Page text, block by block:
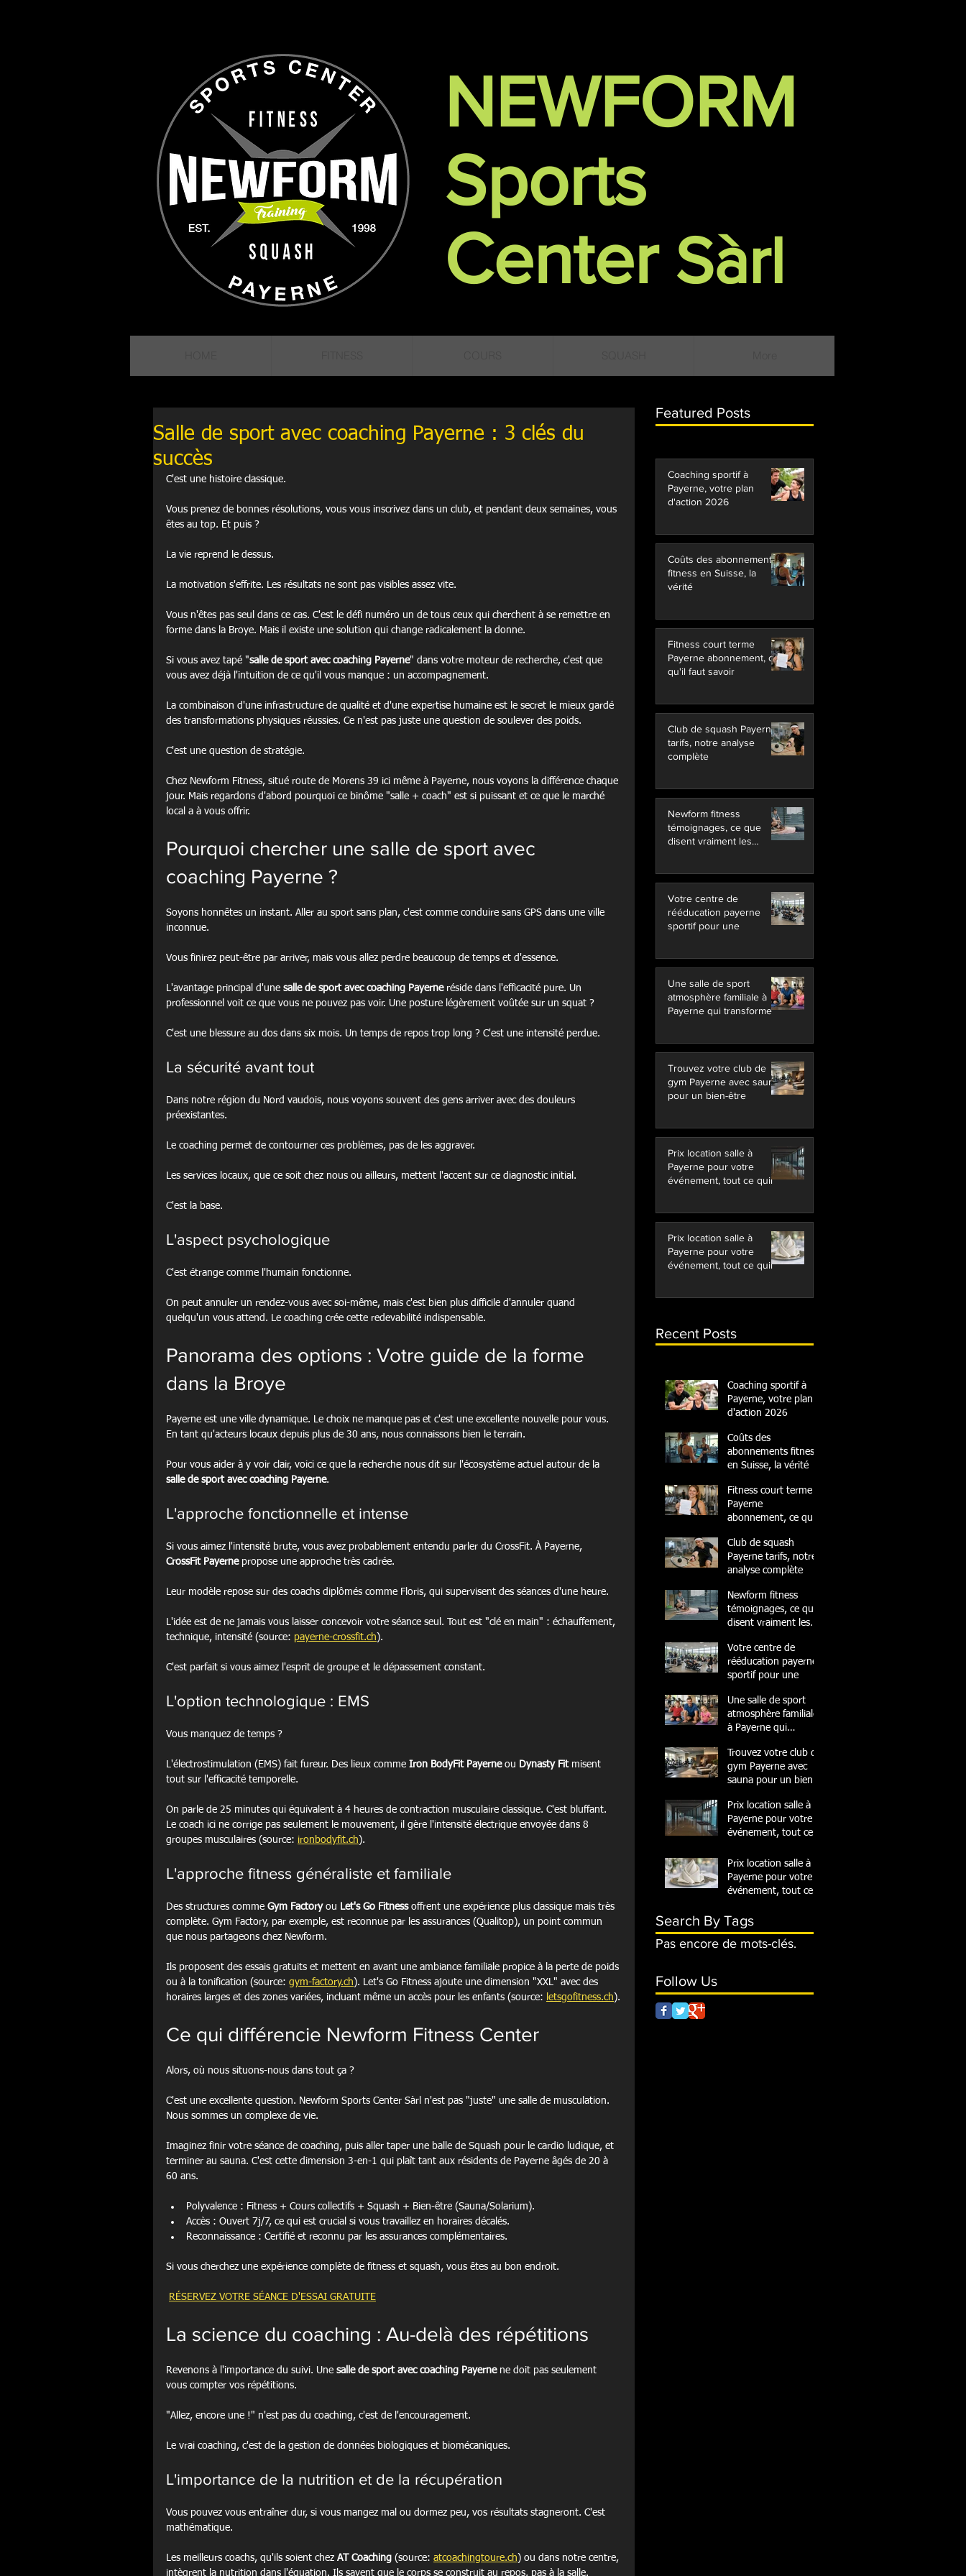
NEWFORM
Sports
CenterSàrl
Salle de sport avec coaching Payerne : 3 clés du
succès
C'est une histoire classique.
Vous prenez de bonnes résolutions, vous vous inscrivez dans un club, et pendant deux semaines, vous
êtes au top. Et puis ?
La vie reprend le dessus.
La motivation s'effrite. Les résultats ne sont pas visibles assez vite.
Vous n'êtes pas seul dans ce cas. C'est le défi numéro un de tous ceux qui cherchent à se remettre en
forme dans la Broye. Mais il existe une solution qui change radicalement la donne.
Si vous avez tapé "salle de sport avec coaching Payerne" dans votre moteur de recherche, c'est que
vous avez déjà l'intuition de ce qu'il vous manque : un accompagnement.
La combinaison d'une infrastructure de qualité et d'une expertise humaine est le secret le mieux gardé
des transformations physiques réussies. Ce n'est pas juste une question de soulever des poids.
C'est une question de stratégie.
Chez Newform Fitness, situé route de Morens 39 ici même à Payerne, nous voyons la différence chaque
jour. Mais regardons d'abord pourquoi ce binôme "salle + coach" est si puissant et ce que le marché
local a à vous offrir.
Pourquoi chercher une salle de sport avec
coaching Payerne ?
Soyons honnêtes un instant. Aller au sport sans plan, c'est comme conduire sans GPS dans une ville
inconnue.
Vous finirez peut-être par arriver, mais vous allez perdre beaucoup de temps et d'essence.
L'avantage principal d'une salle de sport avec coaching Payerne réside dans l'efficacité pure. Un
professionnel voit ce que vous ne pouvez pas voir. Une posture légèrement voûtée sur un squat ?
C'est une blessure au dos dans six mois. Un temps de repos trop long ? C'est une intensité perdue.
La sécurité avant tout
Dans notre région du Nord vaudois, nous voyons souvent des gens arriver avec des douleurs
préexistantes.
Le coaching permet de contourner ces problèmes, pas de les aggraver.
Les services locaux, que ce soit chez nous ou ailleurs, mettent l'accent sur ce diagnostic initial.
C'est la base.
L'aspect psychologique
C'est étrange comme l'humain fonctionne.
On peut annuler un rendez-vous avec soi-même, mais c'est bien plus difficile d'annuler quand
quelqu'un vous attend. Le coaching crée cette redevabilité indispensable.
Panorama des options : Votre guide de la forme
dans la Broye
Payerne est une ville dynamique. Le choix ne manque pas et c'est une excellente nouvelle pour vous.
En tant qu'acteurs locaux depuis plus de 30 ans, nous connaissons bien le terrain.
Pour vous aider à y voir clair, voici ce que la recherche nous dit sur l'écosystème actuel autour de la
salle de sport avec coaching Payerne.
L'approche fonctionnelle et intense
Si vous aimez l'intensité brute, vous avez probablement entendu parler du CrossFit. À Payerne,
CrossFit Payerne propose une approche très cadrée.
Leur modèle repose sur des coachs diplômés comme Floris, qui supervisent des séances d'une heure.
L'idée est de ne jamais vous laisser concevoir votre séance seul. Tout est "clé en main" : échauffement,
technique, intensité (source: payerne-crossfit.ch ).
C'est parfait si vous aimez l'esprit de groupe et le dépassement constant.
L'option technologique : EMS
Vous manquez de temps ?
L'électrostimulation (EMS) fait fureur. Des lieux comme Iron BodyFit Payerne ou Dynasty Fit misent
tout sur l'efficacité temporelle.
On parle de 25 minutes qui équivalent à 4 heures de contraction musculaire classique. C'est bluffant.
Le coach ici ne corrige pas seulement le mouvement, il gère l'intensité électrique envoyée dans 8
groupes musculaires (source: ironbodyfit.ch ).
L'approche fitness généraliste et familiale
Des structures comme Gym Factory ou Let's Go Fitness offrent une expérience plus classique mais très
complète. Gym Factory, par exemple, est reconnue par les assurances (Qualitop), un point commun
que nous partageons chez Newform.
Ils proposent des essais gratuits et mettent en avant une ambiance familiale propice à la perte de poids
ou à la tonification (source: gym-factory.ch ). Let's Go Fitness ajoute une dimension "XXL" avec des
horaires larges et des zones variées, incluant même un accès pour les enfants (source: letsgofitness.ch ).
Ce qui différencie Newform Fitness Center
Alors, où nous situons-nous dans tout ça ?
C'est une excellente question. Newform Sports Center Sàrl n'est pas "juste" une salle de musculation.
Nous sommes un complexe de vie.
Imaginez finir votre séance de coaching, puis aller taper une balle de Squash pour le cardio ludique, et
terminer au sauna. C'est cette dimension 3-en-1 qui plaît tant aux résidents de Payerne âgés de 20 à
60 ans.
Polyvalence : Fitness + Cours collectifs + Squash + Bien-être (Sauna/Solarium).
Accès : Ouvert 7j/7, ce qui est crucial si vous travaillez en horaires décalés.
Reconnaissance : Certifié et reconnu par les assurances complémentaires.
Si vous cherchez une expérience complète de fitness et squash, vous êtes au bon endroit.
RÉSERVEZ VOTRE SÉANCE D'ESSAI GRATUITE
La science du coaching : Au-delà des répétitions
Revenons à l'importance du suivi. Une salle de sport avec coaching Payerne ne doit pas seulement
vous compter vos répétitions.
"Allez, encore une !" n'est pas du coaching, c'est de l'encouragement.
Le vrai coaching, c'est de la gestion de données biologiques et biomécaniques.
L'importance de la nutrition et de la récupération
Vous pouvez vous entraîner dur, si vous mangez mal ou dormez peu, vos résultats stagneront. C'est
mathématique.
Les meilleurs coachs, qu'ils soient chez AT Coaching (source: atcoachingtoure.ch ) ou dans notre centre,
intègrent la nutrition dans l'équation. Ils savent que le corps se construit au repos, pas à la salle.
Featured Posts
Coaching sportif à
Payerne, votre plan
d'action 2026
Coûts des abonnements
fitness en Suisse, la
vérité
Fitness court terme
Payerne abonnement, ce
qu'il faut savoir
Club de squash Payerne
tarifs, notre analyse
complète
Newform fitness
témoignages, ce que
disent vraiment les
Votre centre de
rééducation payerne
sportif pour une
Une salle de sport
atmosphère familiale à
Payerne qui transforme
Trouvez votre club de
gym Payerne avec sauna
pour un bien-être
Prix location salle à
Payerne pour votre
événement, tout ce quil
Prix location salle à
Payerne pour votre
événement, tout ce quil
Recent Posts
Coaching sportif à
Payerne, votre plan
d'action 2026
Coûts des
abonnements fitness
en Suisse, la vérité
Fitness court terme
Payerne
abonnement, ce qu'il
Club de squash
Payerne tarifs, notre
analyse complète
Newform fitness
témoignages, ce que
disent vraiment les
Votre centre de
rééducation payerne
sportif pour une
Une salle de sport
atmosphère familiale
à Payerne qui
Trouvez votre club de
gym Payerne avec
sauna pour un bien-
Prix location salle à
Payerne pour votre
événement, tout ce
Prix location salle à
Payerne pour votre
événement, tout ce
Search By Tags
Pas encore de mots-clés.
Follow Us